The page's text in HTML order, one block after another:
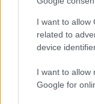
I want to allow
related to
device
I want to allow
Google for
Stade
grand
Toulouse
face à
Stade
Dupont
finale du